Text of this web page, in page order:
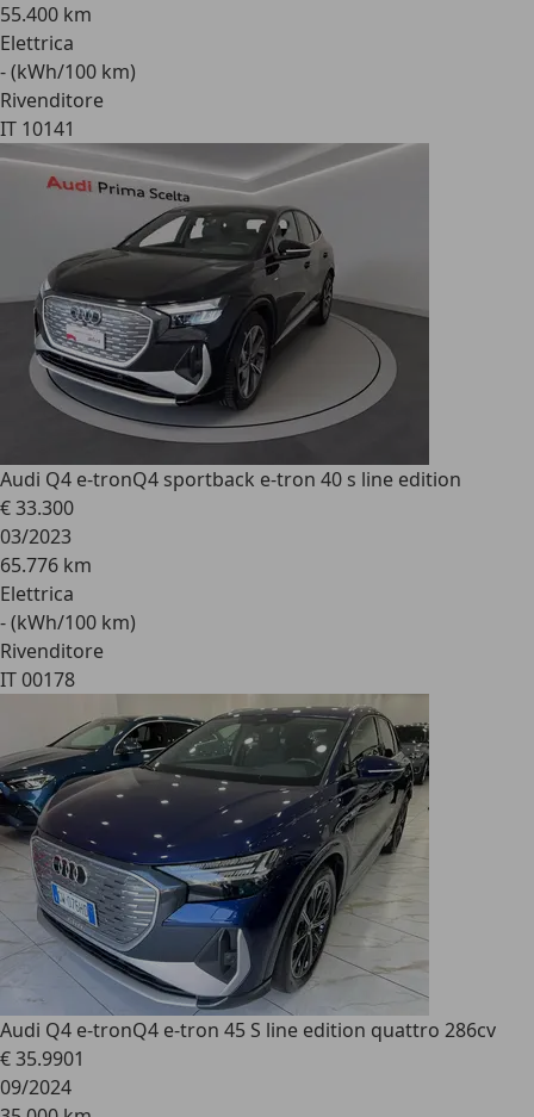
55.400 km
Elettrica
- (kWh/100 km)
Rivenditore
IT 10141
Audi Q4 e-tronQ4 sportback e-tron 40 s line edition
€ 33.300
03/2023
65.776 km
Elettrica
- (kWh/100 km)
Rivenditore
IT 00178
Audi Q4 e-tronQ4 e-tron 45 S line edition quattro 286cv
€ 35.9901
09/2024